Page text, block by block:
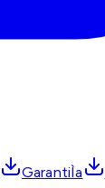
GarantiÌa